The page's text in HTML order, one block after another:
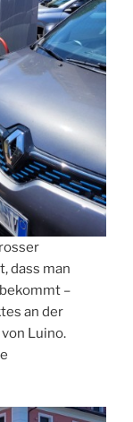
dass man
–
an der
Luino.